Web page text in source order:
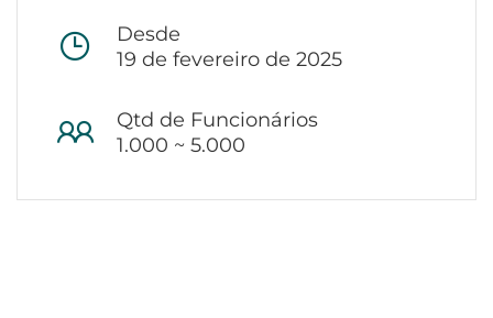
Desde
19 de fevereiro de 2025
Qtd de Funcionários
1.000 ~ 5.000